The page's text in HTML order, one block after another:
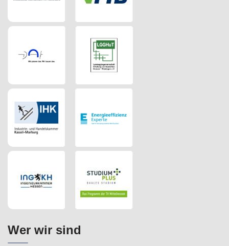
Wer wir sind